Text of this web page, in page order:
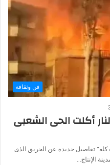
فن وثقافة
أكلت الحى الشعبى
تفاصيل جديدة عن الحريق الذى
الإنتاج…